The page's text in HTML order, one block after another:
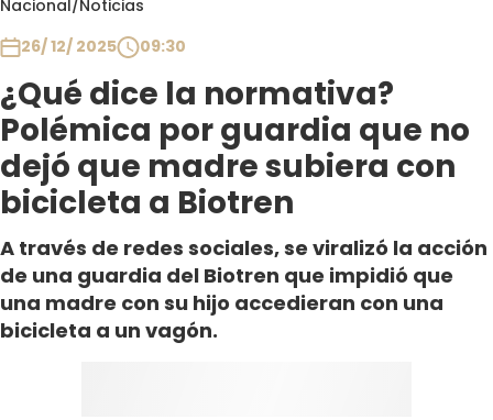
Nacional/Noticias
26/ 12/ 2025
09:30
¿Qué dice la normativa?
Polémica por guardia que no
dejó que madre subiera con
bicicleta a Biotren
A través de redes sociales, se viralizó la acción
de una guardia del Biotren que impidió que
una madre con su hijo accedieran con una
bicicleta a un vagón.
Club De La Comedia
Contigo en Directo
Plan Perfecto
El Tiempo
Sabingo
Todos Los Programas